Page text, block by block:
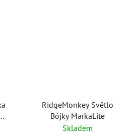
RidgeMonkey Světlo
Bójky MarkaLite
Skladem